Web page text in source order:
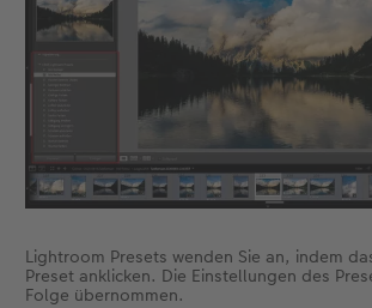
Lightroom Presets wenden Sie an, indem
Preset anklicken. Die Einstellungen des
Folge übernommen.